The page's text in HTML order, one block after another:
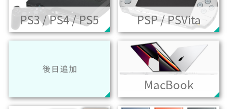
PS3 / PS4 / PS5 PSP / PSVita
MacBook